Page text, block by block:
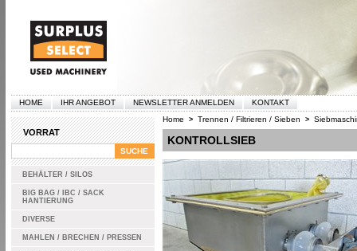
HOME IHR ANGEBOT NEWSLETTER ANMELDEN KONTAKT
VORRAT
BEHÄLTER / SILOS
BIG BAG / IBC / SACK
HANTIERUNG
DIVERSE
MAHLEN / BRECHEN / PRESSEN
Home > Trennen / Filtrieren / Sieben >
KONTROLLSIEB